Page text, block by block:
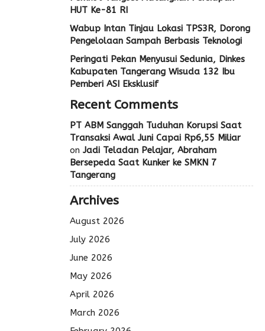
HUT Ke-81 RI
Wabup Intan Tinjau Lokasi TPS3R, Dorong
Pengelolaan Sampah Berbasis Teknologi
Peringati Pekan Menyusui Sedunia, Dinkes
Kabupaten Tangerang Wisuda 132 Ibu
Pemberi ASI Eksklusif
Recent Comments
PT ABM Sanggah Tuduhan Korupsi Saat
Transaksi Awal Juni Capai Rp6,55 Miliar
on Jadi Teladan Pelajar, Abraham
Bersepeda Saat Kunker ke SMKN 7
Tangerang
Archives
August 2026
July 2026
June 2026
May 2026
April 2026
March 2026